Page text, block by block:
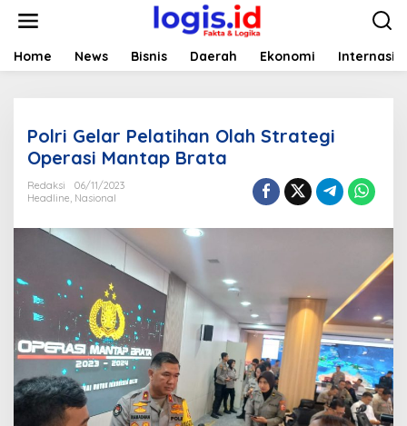
t
Home News Bisnis Daerah Ekonomi
Polri Gelar Pelatihan Olah Strategi
Operasi Mantap Brata
Redaksi
06/11/2023
Headline, Nasional